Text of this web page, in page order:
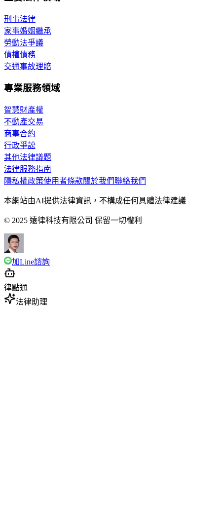
刑事法律
家事婚姻繼承
勞動法爭議
債權債務
交通事故理賠
專業服務領域
智慧財產權
不動產交易
商事合約
行政爭訟
其他法律議題
法律服務指南
隱私權政策使用者條款關於我們聯絡我們
本網站由AI提供法律資訊，不構成任何具體法律建議
© 2025 遠律科技有限公司 保留一切權利
加Line諮詢
律點通
法律助理